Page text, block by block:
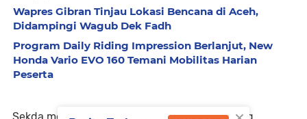
Wapres Gibran Tinjau Lokasi Bencana di Aceh,
Didampingi Wagub Dek Fadh
Program Daily Riding Impression Berlanjut, New
Honda Vario EVO 160 Temani Mobilitas Harian
Peserta